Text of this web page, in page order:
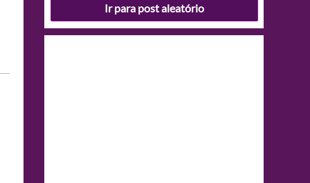
Ir para post aleatório